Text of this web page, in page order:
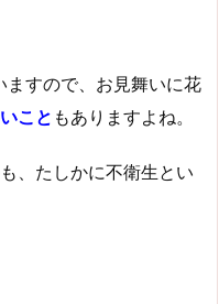
ますので、お見舞いに花
こと もありますよね。
、たしかに不衛生とい